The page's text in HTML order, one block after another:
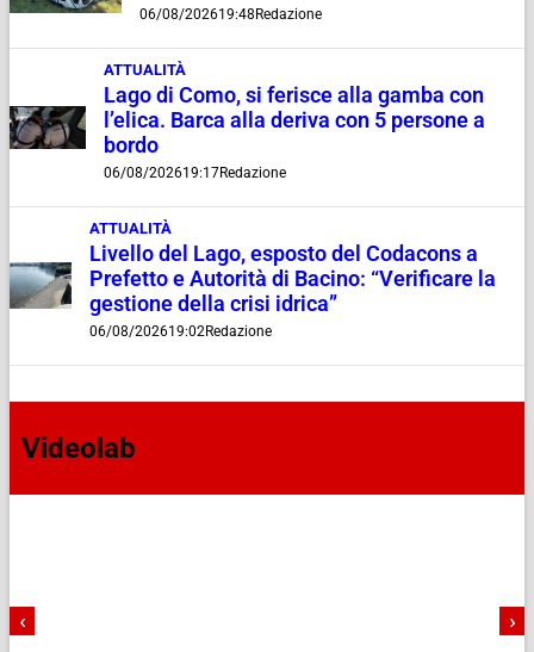
06/08/202619:48 Redazione
ATTUALITÀ
Lago di Como, si ferisce alla gamba con
l’elica. Barca alla deriva con 5 persone a
bordo
06/08/202619:17Redazione
ATTUALITÀ
Livello del Lago, esposto del Codacons a
Prefetto e Autorità di Bacino: “Verificare la
gestione della crisi idrica”
06/08/202619:02Redazione
Videolab
‹ ›